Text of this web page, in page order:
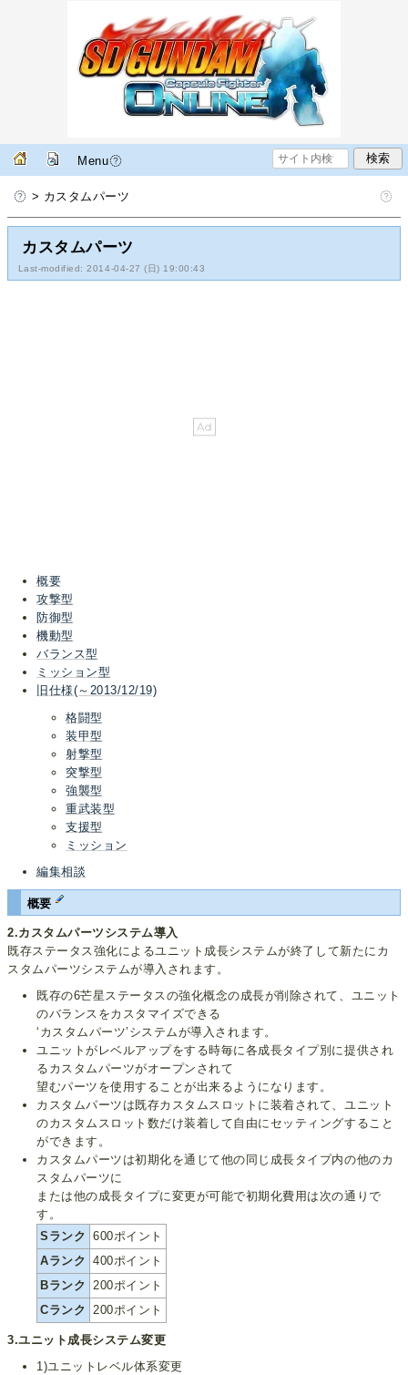
Menu
> カスタムパーツ
カスタムパーツ
Last-modified: 2014-04-27 (日) 19:00:43
概要
攻撃型
防御型
機動型
バランス型
ミッション型
旧仕様(～2013/12/19)
格闘型
装甲型
射撃型
突撃型
強襲型
重武装型
支援型
ミッション
編集相談
概要
2.カスタムパーツシステム導入
既存ステータス強化によるユニット成長システムが終了して新たにカ
スタムパーツシステムが導入されます。
既存の6芒星ステータスの強化概念の成長が削除されて、ユニット
のバランスをカスタマイズできる
‘カスタムパーツ’システムが導入されます。
ユニットがレベルアップをする時毎に各成長タイプ別に提供され
るカスタムパーツがオープンされて
望むパーツを使用することが出来るようになります。
カスタムパーツは既存カスタムスロットに装着されて、ユニット
のカスタムスロット数だけ装着して自由にセッティングすること
ができます。
カスタムパーツは初期化を通じて他の同じ成長タイプ内の他のカ
スタムパーツに
または他の成長タイプに変更が可能で初期化費用は次の通りで
す。
Sランク 600ポイント
Aランク 400ポイント
Bランク 200ポイント
Cランク 200ポイント
3.ユニット成長システム変更
1)ユニットレベル体系変更